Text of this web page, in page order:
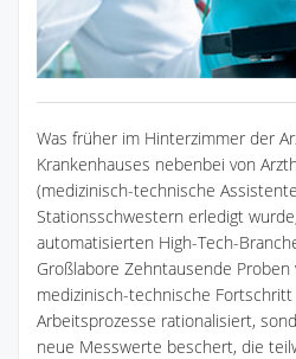
Was früher im Hinterzimmer der
Krankenhauses nebenbei von
(medizinisch-technische
Stationsschwestern erledigt
automatisierten High-Tech-
Großlabore Zehntausende
medizinisch-technische
Arbeitsprozesse rationalisiert,
neue Messwerte beschert, die